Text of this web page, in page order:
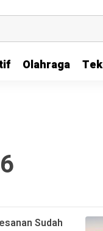
Olahraga
Sudah